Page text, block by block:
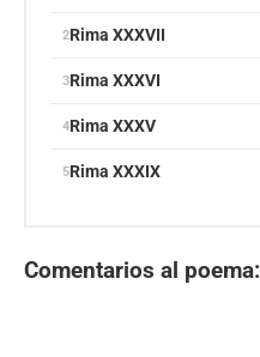
Rima XXXVII
Rima XXXVI
Rima XXXV
Rima XXXIX
Comentarios al poema: